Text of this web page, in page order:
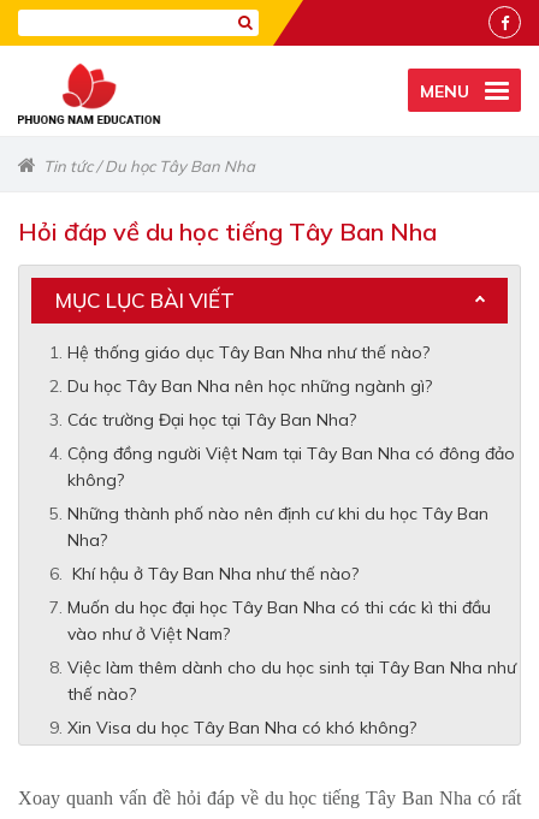
MENU
Tin tức/Du học Tây Ban Nha
Hỏi đáp về du học tiếng Tây Ban Nha
MỤC LỤC BÀI VIẾT
Hệ thống giáo dục Tây Ban Nha như thế nào?
Du học Tây Ban Nha nên học những ngành gì?
Các trường Đại học tại Tây Ban Nha?
Cộng đồng người Việt Nam tại Tây Ban Nha có đông đảo
không?
Những thành phố nào nên định cư khi du học Tây Ban
Nha?
Khí hậu ở Tây Ban Nha như thế nào?
Muốn du học đại học Tây Ban Nha có thi các kì thi đầu
vào như ở Việt Nam?
Việc làm thêm dành cho du học sinh tại Tây Ban Nha như
thế nào?
Xin Visa du học Tây Ban Nha có khó không?
Xoay quanh vấn đề hỏi đáp về du học tiếng Tây Ban Nha có rất